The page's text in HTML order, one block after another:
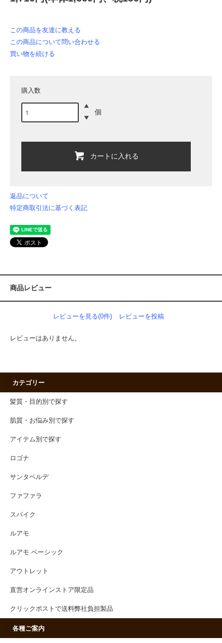
この商品を友達に教える
この商品について問い合わせる
買い物を続ける
購入数
個
カートに入れる
返品について
特定商取引法に基づく表記
商品レビュー
レビューを見る(0件) レビューを投稿
レビューはありません。
カテゴリー
髪質・目的別で探す
肌質・お悩み別で探す
アイテム別で探す
ロゴナ
サンタベルデ
ファファラ
スパイク
ルアモ
ルアモ ベーシック
アウトレット
直営オンラインストア限定品
クリックポストで送料弊社負担製品
各種ご案内